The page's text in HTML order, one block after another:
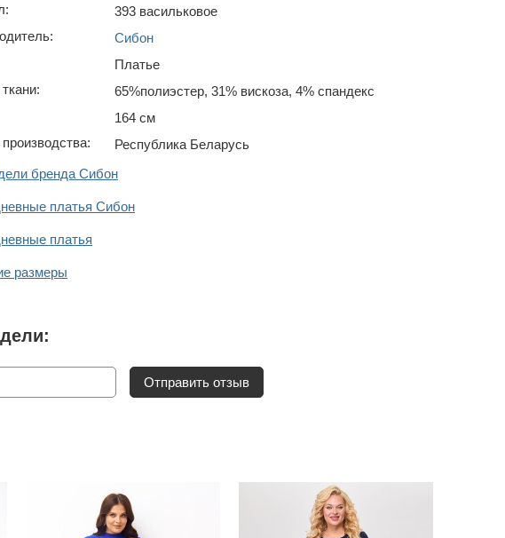
393 васильковое
Сибон
Платье
65%полиэстер, 31% вискоза, 4% спандекс
164 см
Республика Беларусь
бренда Сибон
платья Сибон
платья
размеры
Отправить отзыв